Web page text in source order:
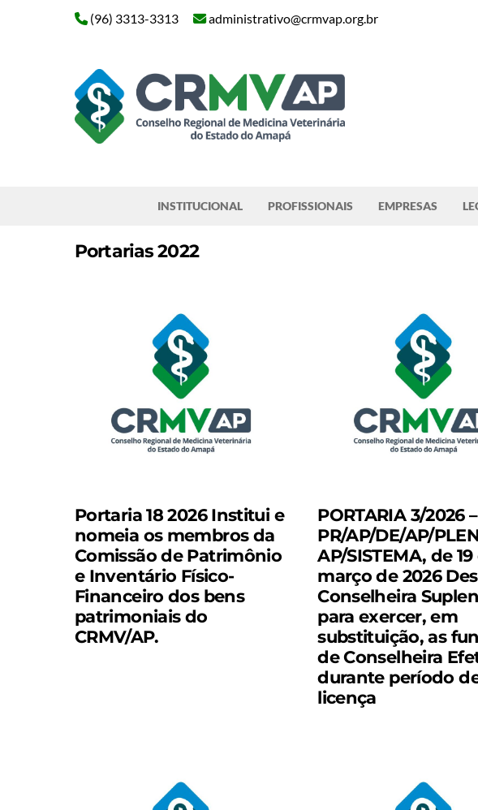
(96) 3313-3313
administrativo@crmvap.org.br
INSTITUCIONAL PROFISSIONAIS EMPRESAS
Portarias 2022
Portaria 18 2026 Institui e
nomeia os membros da
Comissão de Patrimônio
e Inventário Físico-
Financeiro dos bens
patrimoniais do
CRMV/AP.
PORTARIA 3/2026 –
PR/AP/DE/AP/
AP/SISTEMA, de
março de 2026
Conselheira
para exercer, em
substituição, as
de Conselheira
durante período
licença